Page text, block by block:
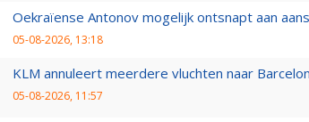
Oekraïense Antonov mogelijk ontsnapt aan
05-08-2026, 13:18
KLM annuleert meerdere vluchten naar
05-08-2026, 11:57